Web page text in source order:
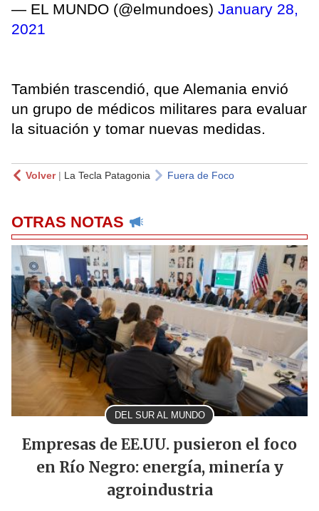
— EL MUNDO (@elmundoes) January 28,
2021
También trascendió, que Alemania envió
un grupo de médicos militares para evaluar
la situación y tomar nuevas medidas.
Volver| La Tecla Patagonia Fuera de Foco
OTRAS NOTAS
DEL SUR AL MUNDO
Empresas de EE.UU. pusieron el foco
en Río Negro: energía, minería y
agroindustria